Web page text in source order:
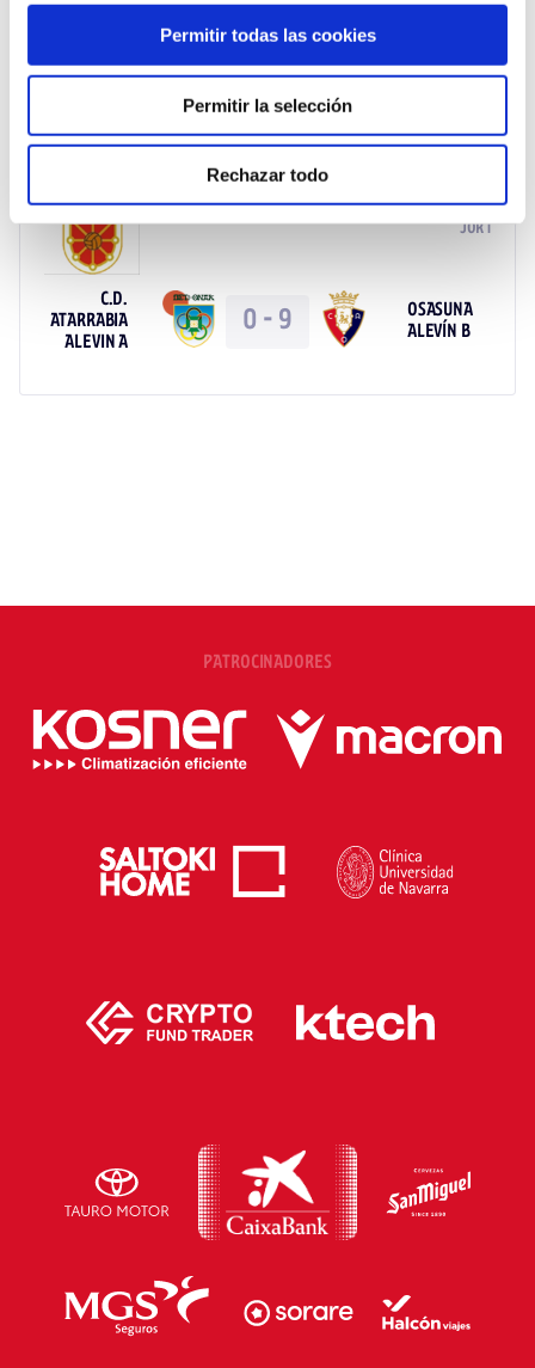
Permitir todas las cookies
Permitir la selección
Rechazar todo
ALEVÍN B
9-0
MUTILVERA
ALEVIN A
JOR 1
C.D.
ATARRABIA
ALEVIN A
0 - 9
OSASUNA
ALEVÍN B
PATROCINADORES